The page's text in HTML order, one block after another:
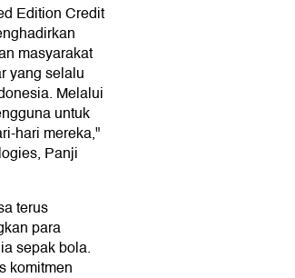
Edition Credit
masyarakat
yang selalu
Melalui
untuk
hari mereka,"
Panji
terus
para
sepak bola.
komitmen